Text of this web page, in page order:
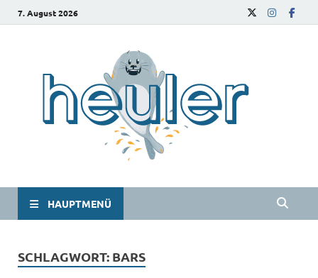
7. August 2026
HAUPTMENÜ
SCHLAGWORT: BARS